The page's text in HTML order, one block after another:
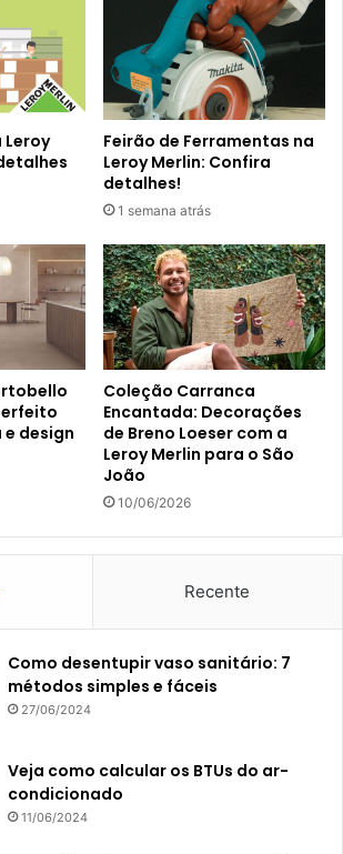
Leroy
Feirão de Ferramentas na
Leroy Merlin: Confira
detalhes!
1 semana atrás
design
Coleção Carranca
Encantada: Decorações
de Breno Loeser com a
Leroy Merlin para o São
João
10/06/2026
Recente
Como desentupir vaso sanitário: 7
métodos simples e fáceis
27/06/2024
Veja como calcular os BTUs do ar-
condicionado
11/06/2024